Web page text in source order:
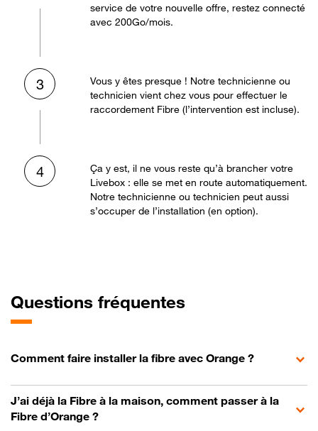
service de votre nouvelle offre, restez connecté
avec 200Go/mois.
3
Vous y êtes presque ! Notre technicienne ou
technicien vient chez vous pour effectuer le
raccordement Fibre (l’intervention est incluse).
4
Ça y est, il ne vous reste qu’à brancher votre
Livebox : elle se met en route automatiquement.
Notre technicienne ou technicien peut aussi
s’occuper de l’installation (en option).
Questions fréquentes
Comment faire installer la fibre avec Orange ?
J’ai déjà la Fibre à la maison, comment passer à la
Fibre d’Orange ?